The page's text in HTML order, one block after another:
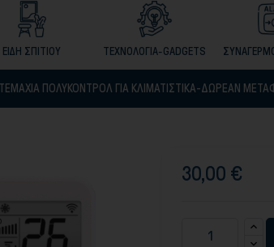
ΕΙΔΗ ΣΠΙΤΙΟΥ ΤΕΧΝΟΛΟΓΙΑ-GADGETS
ΠΟΛΥΚΟΝΤΡΟΛ ΓΙΑ ΚΛΙΜΑΤΙΣΤΙΚΑ-ΔΩΡΕΑΝ
30,00 €